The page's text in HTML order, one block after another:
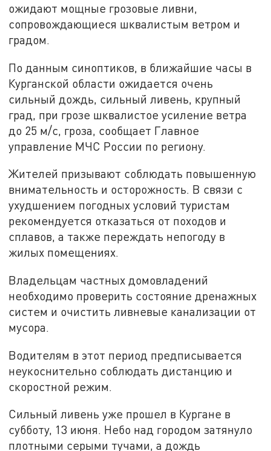
ожидают мощные грозовые ливни,
сопровождающиеся шквалистым ветром и
градом.
По данным синоптиков, в ближайшие часы в
Курганской области ожидается очень
сильный дождь, сильный ливень, крупный
град, при грозе шквалистое усиление ветра
до 25 м/с, гроза, сообщает Главное
управление МЧС России по региону.
Жителей призывают соблюдать повышенную
внимательность и осторожность. В связи с
ухудшением погодных условий туристам
рекомендуется отказаться от походов и
сплавов, а также переждать непогоду в
жилых помещениях.
Владельцам частных домовладений
необходимо проверить состояние дренажных
систем и очистить ливневые канализации от
мусора.
Водителям в этот период предписывается
неукоснительно соблюдать дистанцию и
скоростной режим.
Сильный ливень уже прошел в Кургане в
субботу, 13 июня. Небо над городом затянуло
плотными серыми тучами, а дождь